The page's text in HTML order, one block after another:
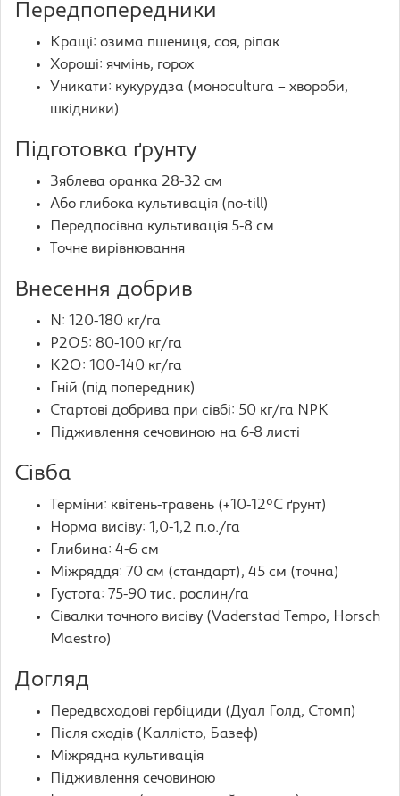
Передпопередники
Кращі: озима пшениця, соя, ріпак
Хороші: ячмінь, горох
Уникати: кукурудза (моноcultura – хвороби,
шкідники)
Підготовка ґрунту
Зяблева оранка 28-32 см
Або глибока культивація (no-till)
Передпосівна культивація 5-8 см
Точне вирівнювання
Внесення добрив
N: 120-180 кг/га
P2O5: 80-100 кг/га
K2O: 100-140 кг/га
Гній (під попередник)
Стартові добрива при сівбі: 50 кг/га NPK
Підживлення сечовиною на 6-8 листі
Сівба
Терміни: квітень-травень (+10-12°C ґрунт)
Норма висіву: 1,0-1,2 п.о./га
Глибина: 4-6 см
Міжряддя: 70 см (стандарт), 45 см (точна)
Густота: 75-90 тис. рослин/га
Сівалки точного висіву (Vaderstad Tempo, Horsch
Maestro)
Догляд
Передвсходові гербіциди (Дуал Голд, Стомп)
Після сходів (Каллісто, Базеф)
Міжрядна культивація
Підживлення сечовиною